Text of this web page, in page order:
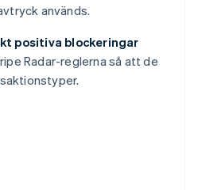
används.
positiva blockeringar
Radar-reglerna så att de